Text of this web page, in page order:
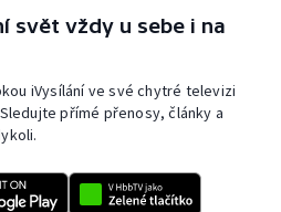
svět vždy u sebe i na
iVysílání ve své chytré televizi
přímé přenosy, články a